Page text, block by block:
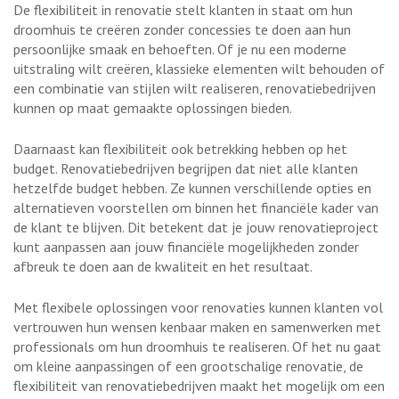
De flexibiliteit in renovatie stelt klanten in staat om hun
droomhuis te creëren zonder concessies te doen aan hun
persoonlijke smaak en behoeften. Of je nu een moderne
uitstraling wilt creëren, klassieke elementen wilt behouden of
een combinatie van stijlen wilt realiseren, renovatiebedrijven
kunnen op maat gemaakte oplossingen bieden.
Daarnaast kan flexibiliteit ook betrekking hebben op het
budget. Renovatiebedrijven begrijpen dat niet alle klanten
hetzelfde budget hebben. Ze kunnen verschillende opties en
alternatieven voorstellen om binnen het financiële kader van
de klant te blijven. Dit betekent dat je jouw renovatieproject
kunt aanpassen aan jouw financiële mogelijkheden zonder
afbreuk te doen aan de kwaliteit en het resultaat.
Met flexibele oplossingen voor renovaties kunnen klanten vol
vertrouwen hun wensen kenbaar maken en samenwerken met
professionals om hun droomhuis te realiseren. Of het nu gaat
om kleine aanpassingen of een grootschalige renovatie, de
flexibiliteit van renovatiebedrijven maakt het mogelijk om een